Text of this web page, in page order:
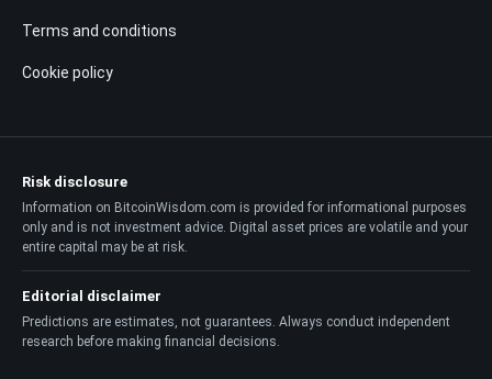
Terms and conditions
Cookie policy
Risk disclosure
Information on BitcoinWisdom.com is provided for informational purposes
only and is not investment advice. Digital asset prices are volatile and your
entire capital may be at risk.
Editorial disclaimer
Predictions are estimates, not guarantees. Always conduct independent
research before making financial decisions.